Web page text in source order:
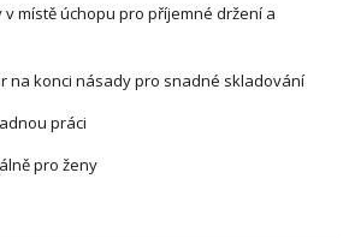
místě úchopu pro příjemné držení a
na konci násady pro snadné skladování
práci
pro ženy